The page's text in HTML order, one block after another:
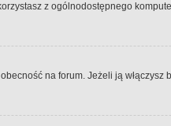
z ogólnodostępnego
na forum. Jeżeli ją